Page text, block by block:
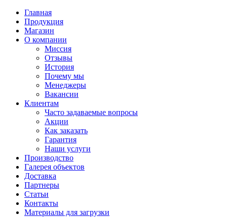
Главная
Продукция
Магазин
О компании
Миссия
Отзывы
История
Почему мы
Менеджеры
Вакансии
Клиентам
Часто задаваемые вопросы
Акции
Как заказать
Гарантия
Наши услуги
Производство
Галерея объектов
Доставка
Партнеры
Статьи
Контакты
Материалы для загрузки